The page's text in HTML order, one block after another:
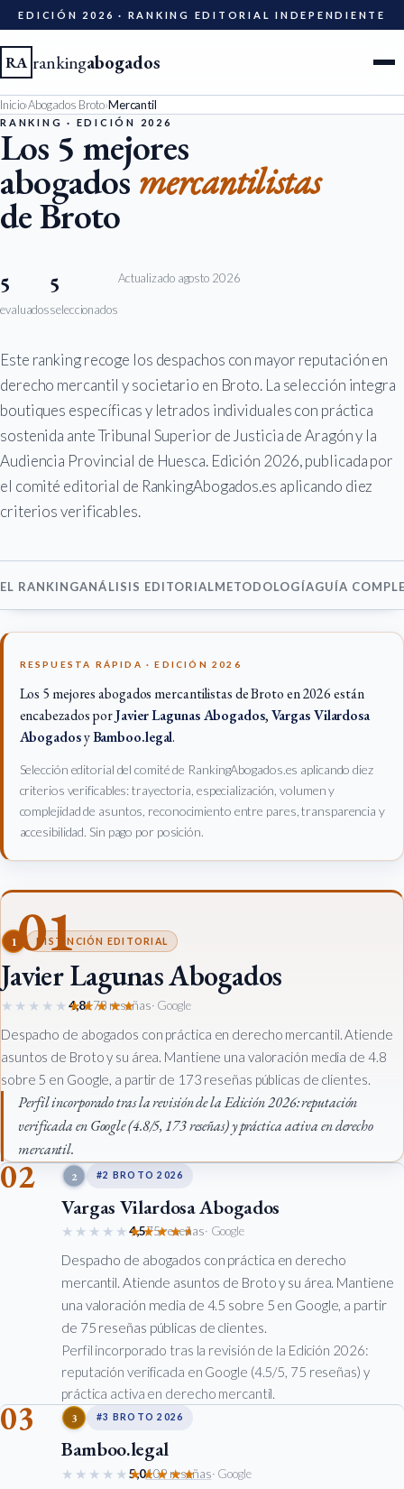
EDICIÓN 2026 · RANKING EDITORIAL INDEPENDIENTE
RA rankingabogados
Ciudades
Especialidades
Diccionario
Metodología
Ser evaluado
Inicio›Abogados Broto›Mercantil
RANKING · EDICIÓN 2026
Los 5 mejores
abogados mercantilistas
de Broto
5
evaluados
5
seleccionados
Actualizado agosto 2026
Este ranking recoge los despachos con mayor reputación en
derecho mercantil y societario en Broto. La selección integra
boutiques específicas y letrados individuales con práctica
sostenida ante Tribunal Superior de Justicia de Aragón y la
Audiencia Provincial de Huesca. Edición 2026, publicada por
el comité editorial de RankingAbogados.es aplicando diez
criterios verificables.
EL RANKINGANÁLISIS EDITORIALMETODOLOGÍAGUÍA
RESPUESTA RÁPIDA · EDICIÓN 2026
Los 5 mejores abogados mercantilistas de Broto en 2026 están
encabezados porJavier Lagunas Abogados,Vargas Vilardosa
AbogadosyBamboo.legal.
Selección editorial del comité de RankingAbogados.es aplicando diez
criterios verificables: trayectoria, especialización, volumen y
complejidad de asuntos, reconocimiento entre pares, transparencia y
accesibilidad. Sin pago por posición.
01
1 DISTINCIÓN EDITORIAL
Javier Lagunas Abogados
★★★★★★★★★★
4,8173 reseñas· Google
Despacho de abogados con práctica en derecho mercantil. Atiende
asuntos de Broto y su área. Mantiene una valoración media de 4.8
sobre 5 en Google, a partir de 173 reseñas públicas de clientes.
Perfil incorporado tras la revisión de la Edición 2026: reputación
verificada en Google (4.8/5, 173 reseñas) y práctica activa en derecho
mercantil.
02 2 #2 BROTO 2026
Vargas Vilardosa Abogados
★★★★★★★★★★
4,575 reseñas· Google
Despacho de abogados con práctica en derecho
mercantil. Atiende asuntos de Broto y su área. Mantiene
una valoración media de 4.5 sobre 5 en Google, a partir
de 75 reseñas públicas de clientes.
Perfil incorporado tras la revisión de la Edición 2026:
reputación verificada en Google (4.5/5, 75 reseñas) y
práctica activa en derecho mercantil.
03 3 #3 BROTO 2026
Bamboo.legal
★★★★★★★★★★
5,0109 reseñas· Google